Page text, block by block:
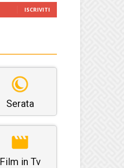
ISCRIVITI
Serata
Film in Tv